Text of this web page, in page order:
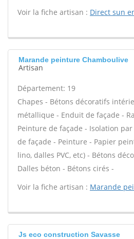
Voir la fiche artisan : Direct sun
Marande peinture Chamboulive
Artisan
Département: 19
Chapes - Bétons décoratifs
métallique - Enduit de façade -
Peinture de façade - Isolation
de façade - Peinture - Papier
lino, dalles PVC, etc) - Bétons
Dalles béton - Bétons cirés -
Voir la fiche artisan : Marande
Js eco construction Savasse